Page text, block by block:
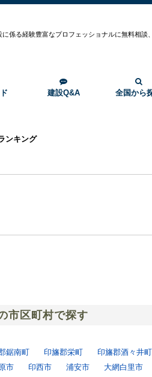
係る経験豊富なプロフェッショナルに無料相談、
建設Q&A 全国から
ンキング
市区町村で探す
鋸南町 印旛郡栄町 印旛郡酒々井町
市 印西市 浦安市 大網白里市